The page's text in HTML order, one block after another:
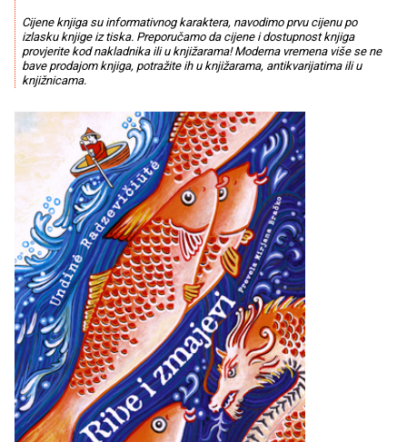
Cijene knjiga su informativnog karaktera, navodimo prvu cijenu po
izlasku knjige iz tiska. Preporučamo da cijene i dostupnost knjiga
provjerite kod nakladnika ili u knjižarama! Moderna vremena više se ne
bave prodajom knjiga, potražite ih u knjižarama, antikvarijatima ili u
knjižnicama.